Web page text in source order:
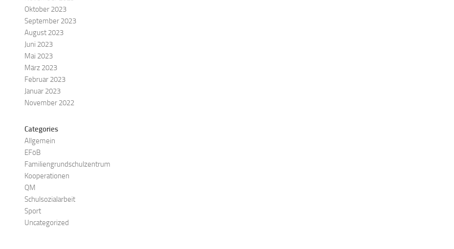
Oktober 2023
September 2023
August 2023
Juni 2023
Mai 2023
März 2023
Februar 2023
Januar 2023
November 2022
Categories
Allgemein
EFöB
Familiengrundschulzentrum
Kooperationen
QM
Schulsozialarbeit
Sport
Uncategorized